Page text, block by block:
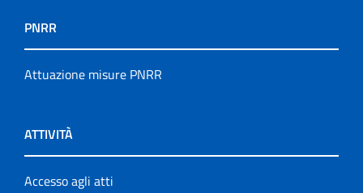
PNRR
Attuazione misure PNRR
ATTIVITÀ
Accesso agli atti